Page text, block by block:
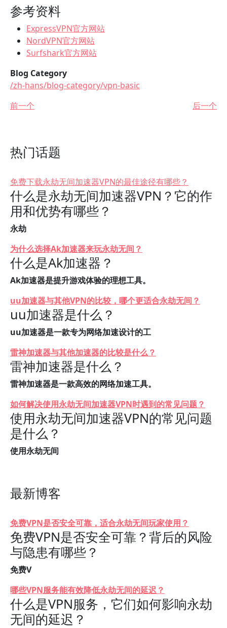
参考资料
ExpressVPN官方网站
NordVPN官方网站
Surfshark官方网站
Blog Category
/zh-hans/blog-category/vpn-basic
前一个
后一个
热门话题
免费下载永劫无间加速器VPN的最佳途径有哪些？
什么是永劫无间加速器VPN？它的作
用和优势有哪些？
永劫
为什么选择Ak加速器来玩永劫无间？
什么是Ak加速器？
Ak加速器是提升游戏体验的理想工具。
uu加速器与其他VPN的比较，哪个更适合永劫无间？
uu加速器是什么？
uu加速器是一款专为网络加速设计的工
雷神加速器与其他加速器的比较是什么？
雷神加速器是什么？
雷神加速器是一款高效的网络加速工具。
如何解决使用永劫无间加速器VPN时遇到的常见问题？
使用永劫无间加速器VPN的常见问题
是什么？
使用永劫无间
最新博客
免费VPN是否安全可靠，适合永劫无间玩家使用？
免费VPN是否安全可靠？背后的风险
与隐患有哪些？
免费V
哪些VPN服务能有效降低永劫无间的延迟？
什么是VPN服务，它们如何影响永劫
无间的延迟？